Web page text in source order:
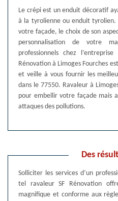
Le crépi est un enduit décoratif
à la tyrolienne ou enduit
votre façade, le choix de son
personnalisation de votre
professionnels chez
Rénovation à Limoges Fourches
et veille à vous fournir les
dans le 77550. Ravaleur à
pour embellir votre façade mais
attaques des pollutions.
Des
Solliciter les services d’un
tel ravaleur SF Rénovation
magnifique et conforme aux